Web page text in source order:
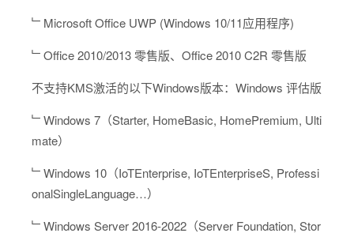
﹂Microsoft Office UWP (Windows 10/11应用程序)
﹂Office 2010/2013 零售版、Office 2010 C2R 零售版
不支持KMS激活的以下Windows版本：Windows 评估版
﹂Windows 7（Starter, HomeBasic, HomePremium, Ulti
mate）
﹂Windows 10（IoTEnterprise, IoTEnterpriseS, Professi
onalSingleLanguage…）
﹂Windows Server 2016-2022（Server Foundation, Stor